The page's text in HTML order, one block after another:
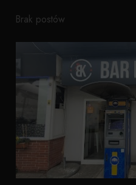
Brak postów